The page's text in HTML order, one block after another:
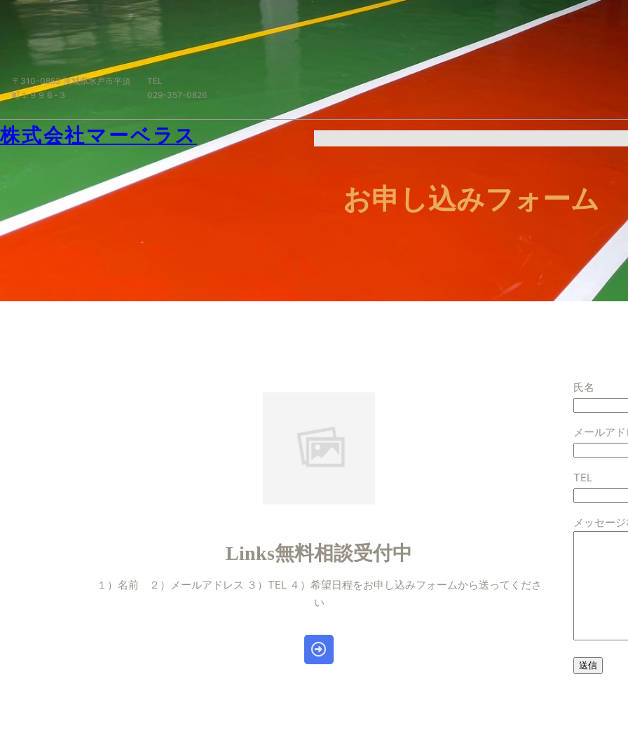
ッ
〒310-0853 茨城県水戸市平須
町１９９６-３
TEL
029-357-0826
株式会社マーベラス
お申し込みフォーム
Links無料相談受付中
１）名前 ２）メールアドレス ３）TEL ４）希望日程をお申し込みフォームから送ってくださ
い
氏名
メールア
TEL
メッセー